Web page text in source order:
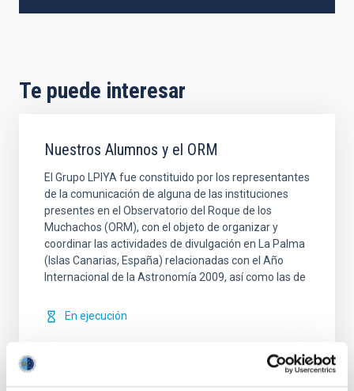
Te puede interesar
Nuestros Alumnos y el ORM
El Grupo LPIYA fue constituido por los representantes
de la comunicación de alguna de las instituciones
presentes en el Observatorio del Roque de los
Muchachos (ORM), con el objeto de organizar y
coordinar las actividades de divulgación en La Palma
(Islas Canarias, España) relacionadas con el Año
Internacional de la Astronomía 2009, así como las de
En ejecución